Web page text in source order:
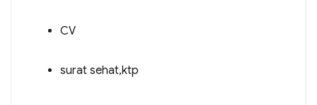
CV
surat sehat,ktp